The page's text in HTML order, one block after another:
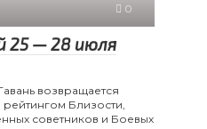
0
25 — 28 июля
возвращается
Близости,
советников и Боевых